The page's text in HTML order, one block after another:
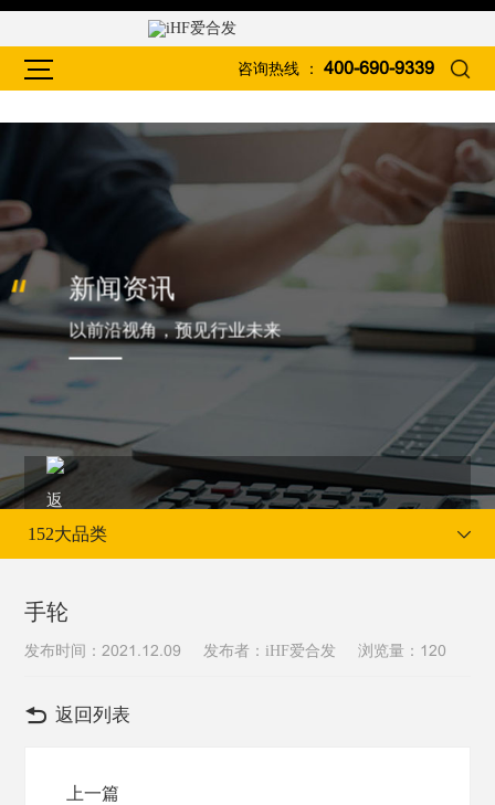
咨询热线 ： 400-690-9339
新闻资讯
以前沿视角，预见行业未来
当前位置：首页 首页 152大品类
152大品类
手轮
发布时间：2021.12.09 发布者：iHF爱合发 浏览量： 120
返回列表
上一篇